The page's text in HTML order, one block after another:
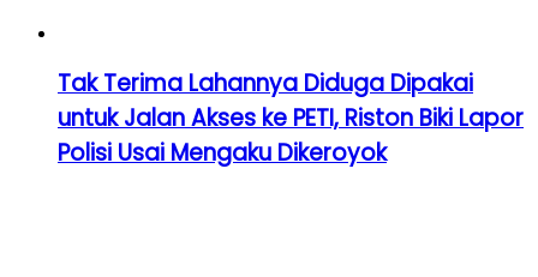
Tak Terima Lahannya Diduga Dipakai
untuk Jalan Akses ke PETI, Riston Biki Lapor
Polisi Usai Mengaku Dikeroyok